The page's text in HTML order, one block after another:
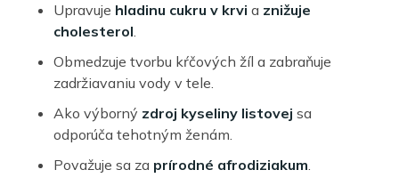
Upravuje hladinu cukru v krvi a znižuje
cholesterol.
Obmedzuje tvorbu kŕčových žíl a zabraňuje
zadržiavaniu vody v tele.
Ako výborný zdroj kyseliny listovej sa
odporúča tehotným ženám.
Považuje sa za prírodné afrodiziakum.